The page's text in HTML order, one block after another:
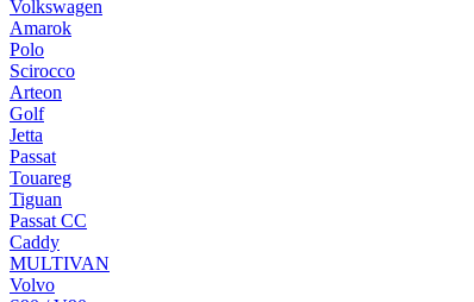
Volkswagen
Amarok
Polo
Scirocco
Arteon
Golf
Jetta
Passat
Touareg
Tiguan
Passat CC
Caddy
MULTIVAN
Volvo